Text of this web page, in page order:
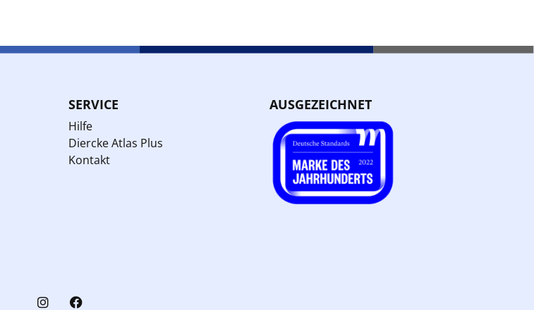
SERVICE
Hilfe
Diercke Atlas Plus
Kontakt
AUSGEZEICHNET